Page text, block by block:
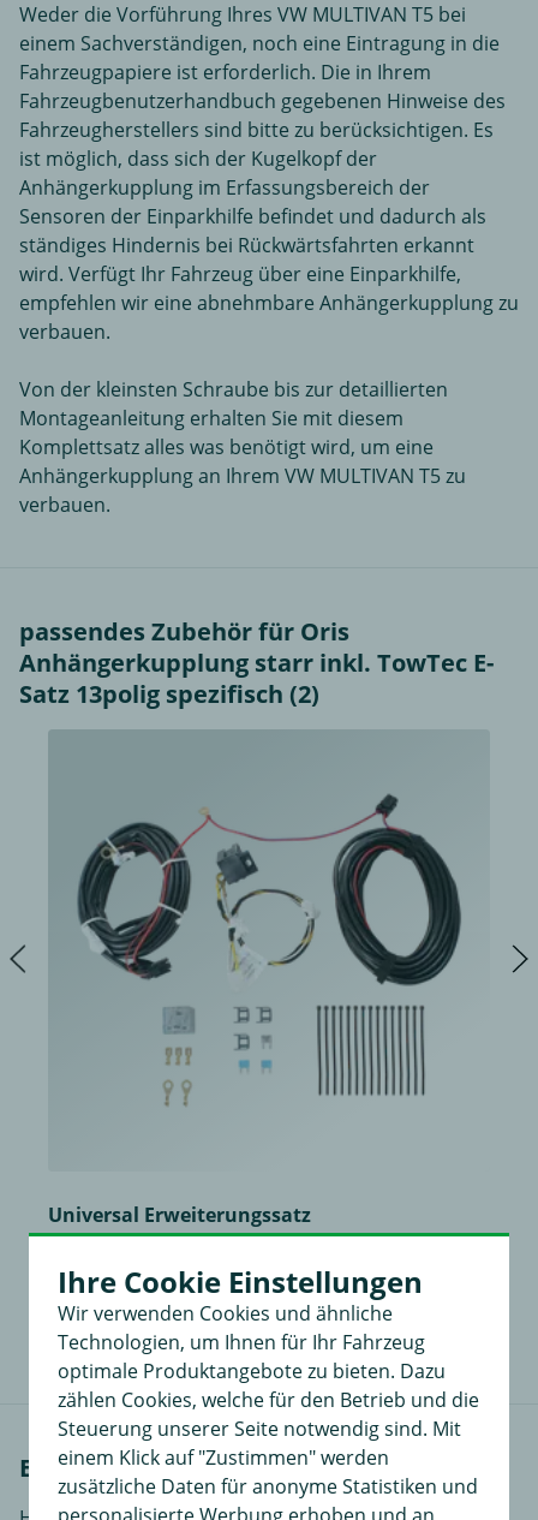
Weder die Vorführung Ihres VW MULTIVAN T5 bei
einem Sachverständigen, noch eine Eintragung in die
Fahrzeugpapiere ist erforderlich. Die in Ihrem
Fahrzeugbenutzerhandbuch gegebenen Hinweise des
Fahrzeugherstellers sind bitte zu berücksichtigen. Es
ist möglich, dass sich der Kugelkopf der
Anhängerkupplung im Erfassungsbereich der
Sensoren der Einparkhilfe befindet und dadurch als
ständiges Hindernis bei Rückwärtsfahrten erkannt
wird. Verfügt Ihr Fahrzeug über eine Einparkhilfe,
empfehlen wir eine abnehmbare Anhängerkupplung zu
verbauen.
Von der kleinsten Schraube bis zur detaillierten
Montageanleitung erhalten Sie mit diesem
Komplettsatz alles was benötigt wird, um eine
Anhängerkupplung an Ihrem VW MULTIVAN T5 zu
verbauen.
passendes Zubehör für Oris
Anhängerkupplung starr inkl. TowTec E-
Satz 13polig spezifisch (2)
Universal Erweiterungssatz
für Dauerplus, Masse und Ladeleitung mit Abschaltrelais
52,00 €
34,99 €
Einbauanleitungen
Ihre Cookie Einstellungen
Wir verwenden Cookies und ähnliche
Technologien, um Ihnen für Ihr Fahrzeug
optimale Produktangebote zu bieten. Dazu
zählen Cookies, welche für den Betrieb und die
Steuerung unserer Seite notwendig sind. Mit
einem Klick auf "Zustimmen" werden
zusätzliche Daten für anonyme Statistiken und
personalisierte Werbung erhoben und an